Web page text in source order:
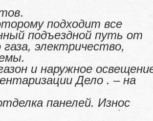
подходит все
подъездной путь от
электричество,
и наружное
Дело . – на
панелей. Износ